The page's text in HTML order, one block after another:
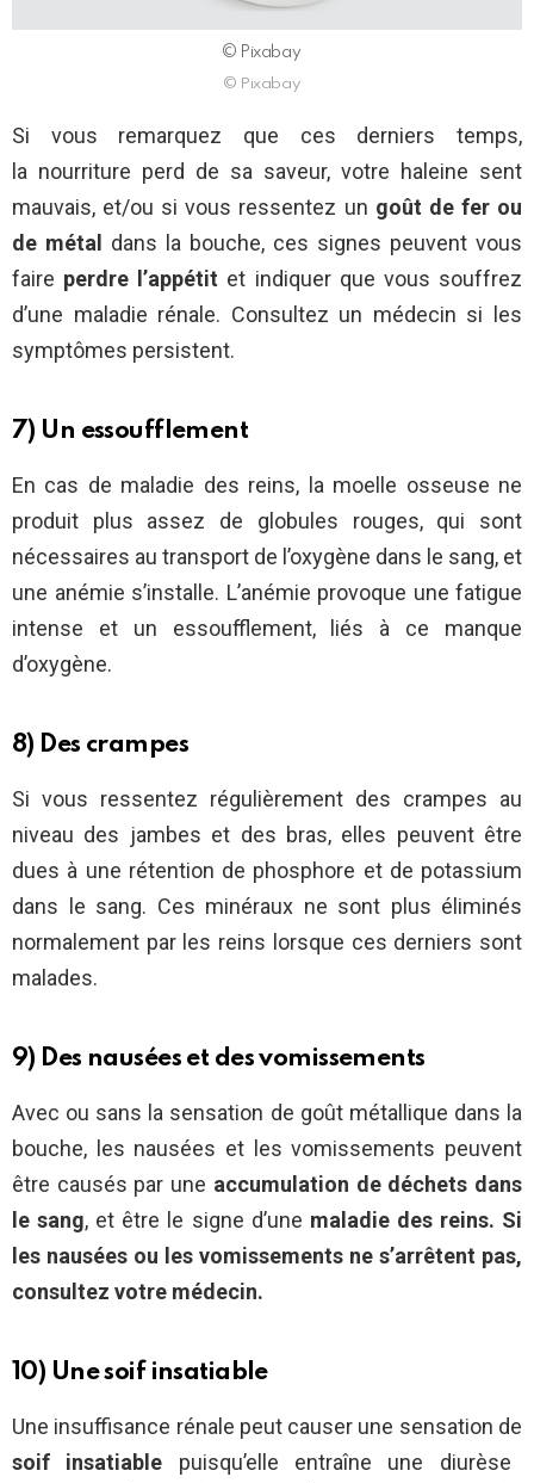
© Pixabay
© Pixabay
Si vous remarquez que ces derniers temps,
la nourriture perd de sa saveur, votre haleine sent
mauvais, et/ou si vous ressentez un goût de fer ou
de métal dans la bouche, ces signes peuvent vous
faire perdre l’appétit et indiquer que vous souffrez
d’une maladie rénale. Consultez un médecin si les
symptômes persistent.
7) Un essoufflement
En cas de maladie des reins, la moelle osseuse ne
produit plus assez de globules rouges, qui sont
nécessaires au transport de l’oxygène dans le sang, et
une anémie s’installe. L’anémie provoque une fatigue
intense et un essoufflement, liés à ce manque
d’oxygène.
8) Des crampes
Si vous ressentez régulièrement des crampes au
niveau des jambes et des bras, elles peuvent être
dues à une rétention de phosphore et de potassium
dans le sang. Ces minéraux ne sont plus éliminés
normalement par les reins lorsque ces derniers sont
malades.
9) Des nausées et des vomissements
Avec ou sans la sensation de goût métallique dans la
bouche, les nausées et les vomissements peuvent
être causés par une accumulation de déchets dans
le sang, et être le signe d’une maladie des reins. Si
les nausées ou les vomissements ne s’arrêtent pas,
consultez votre médecin.
10) Une soif insatiable
Une insuffisance rénale peut causer une sensation de
soif insatiable puisqu’elle entraîne une diurèse